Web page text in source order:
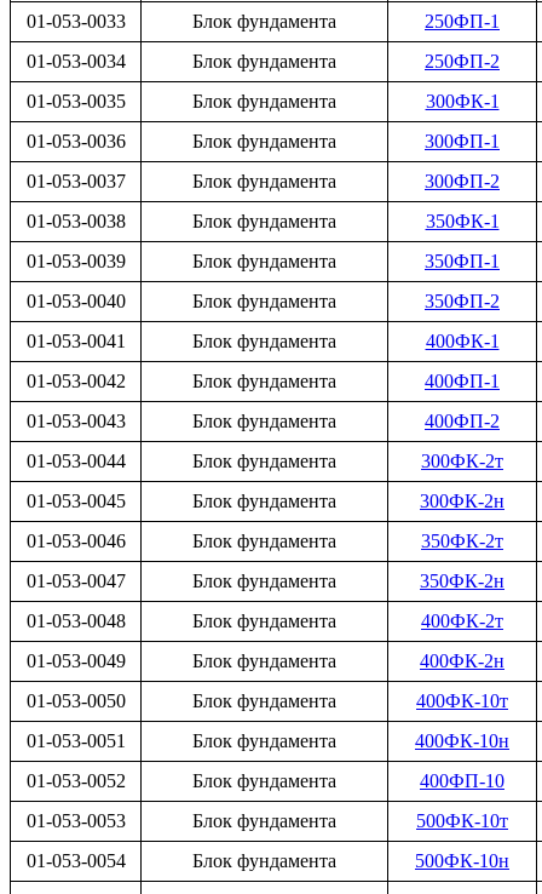
01-053-0033
Блок фундамента
250ФП-1
01-053-0034
Блок фундамента
250ФП-2
01-053-0035
Блок фундамента
300ФК-1
01-053-0036
Блок фундамента
300ФП-1
01-053-0037
Блок фундамента
300ФП-2
01-053-0038
Блок фундамента
350ФК-1
01-053-0039
Блок фундамента
350ФП-1
01-053-0040
Блок фундамента
350ФП-2
01-053-0041
Блок фундамента
400ФК-1
01-053-0042
Блок фундамента
400ФП-1
01-053-0043
Блок фундамента
400ФП-2
01-053-0044
Блок фундамента
300ФК-2т
01-053-0045
Блок фундамента
300ФК-2н
01-053-0046
Блок фундамента
350ФК-2т
01-053-0047
Блок фундамента
350ФК-2н
01-053-0048
Блок фундамента
400ФК-2т
01-053-0049
Блок фундамента
400ФК-2н
01-053-0050
Блок фундамента
400ФК-10т
01-053-0051
Блок фундамента
400ФК-10н
01-053-0052
Блок фундамента
400ФП-10
01-053-0053
Блок фундамента
500ФК-10т
01-053-0054
Блок фундамента
500ФК-10н